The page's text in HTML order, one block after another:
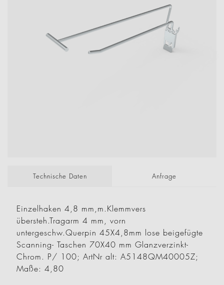
Technische Daten Anfrage
Einzelhaken 4,8 mm,m.Klemmvers
übersteh.Tragarm 4 mm, vorn
untergeschw.Querpin 45X4,8mm lose beigefügte
Scanning- Taschen 70X40 mm Glanzverzinkt-
Chrom. P/ 100; ArtNr alt: A5148QM40005Z;
Maße: 4,80